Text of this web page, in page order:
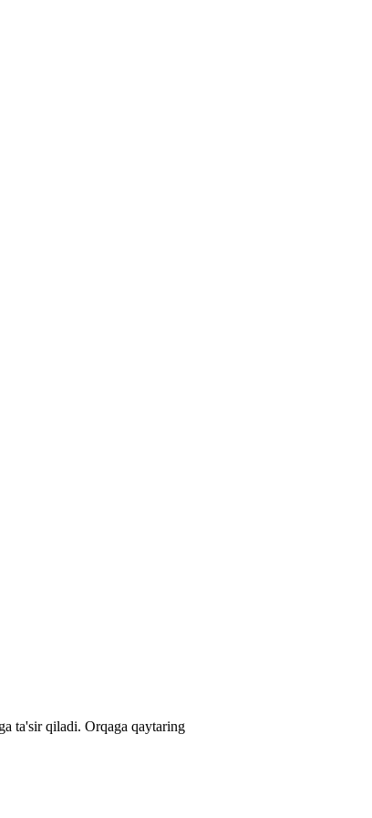
ta'sir qiladi. Orqaga qaytaring